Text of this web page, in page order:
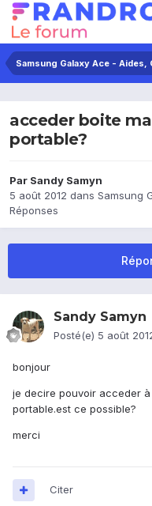
Samsung Galaxy Ace -
acceder boite
portable?
Par Sandy Samyn
5 août 2012 dans Samsung
Réponses
Sandy Samyn
Posté(e) 5 août
bonjour
je decire pouvoir acceder
portable.est ce possible?
merci
Citer